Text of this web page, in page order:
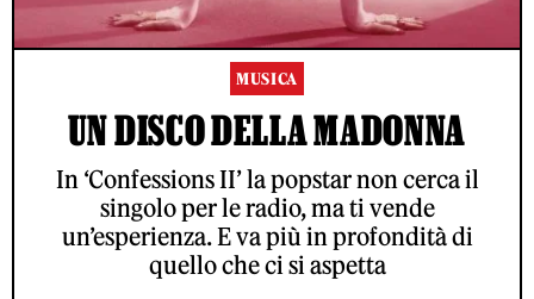
MUSICA
UN DISCO DELLA MADONNA
In ‘Confessions II’ la popstar non cerca il
singolo per le radio, ma ti vende
un’esperienza. E va più in profondità di
quello che ci si aspetta